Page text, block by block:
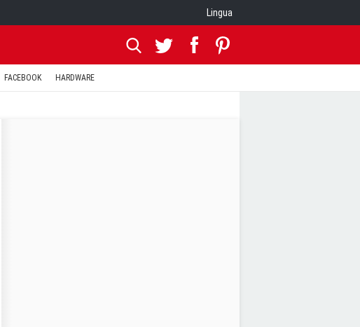
Lingua
FACEBOOK HARDWARE